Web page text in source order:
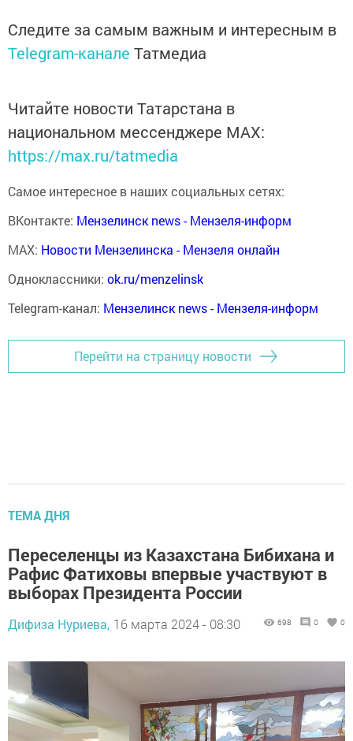
Следите за самым важным и интересным в
Telegram-канале Татмедиа
Читайте новости Татарстана в
национальном мессенджере MАХ:
https://max.ru/tatmedia
Самое интересное в наших социальных сетях:
ВКонтакте: Мензелинск news - Мензеля-информ
MAX: Новости Мензелинска - Мензеля онлайн
Одноклассники: ok.ru/menzelinsk
Telegram-канал: Мензелинск news - Мензеля-информ
Перейти на страницу новости
ТЕМА ДНЯ
Переселенцы из Казахстана Бибихана и
Рафис Фатиховы впервые участвуют в
выборах Президента России
Дифиза Нуриева, 16 марта 2024 - 08:30 698 0 0